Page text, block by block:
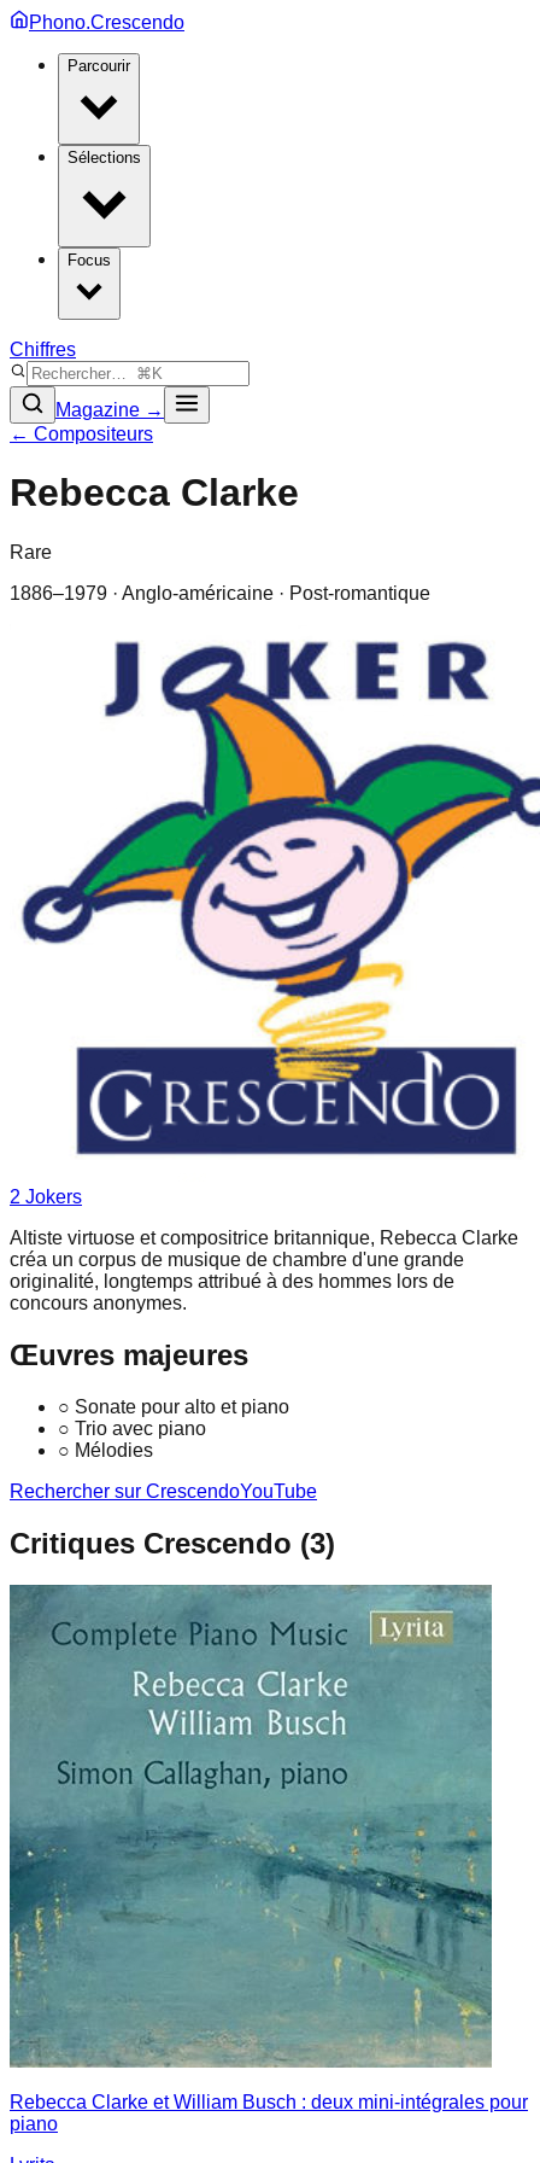
Phono.Crescendo
Parcourir
Sélections
Focus
Chiffres
Magazine →
← Compositeurs
Rebecca Clarke
Rare
1886–1979 · Anglo-américaine · Post-romantique
2 Jokers
Altiste virtuose et compositrice britannique, Rebecca Clarke
créa un corpus de musique de chambre d'une grande
originalité, longtemps attribué à des hommes lors de
concours anonymes.
Œuvres majeures
○ Sonate pour alto et piano
○ Trio avec piano
○ Mélodies
Rechercher sur CrescendoYouTube
Critiques Crescendo (3)
Rebecca Clarke et William Busch : deux mini-intégrales pour
piano